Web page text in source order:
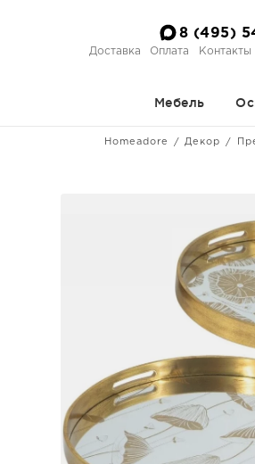
8 (495)
Доставка Оплата Контакты
Мебель
Homeadore Декор